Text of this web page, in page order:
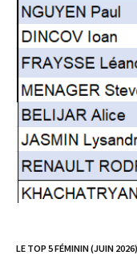
LE TOP 5 FÉMININ (JUIN 2026)